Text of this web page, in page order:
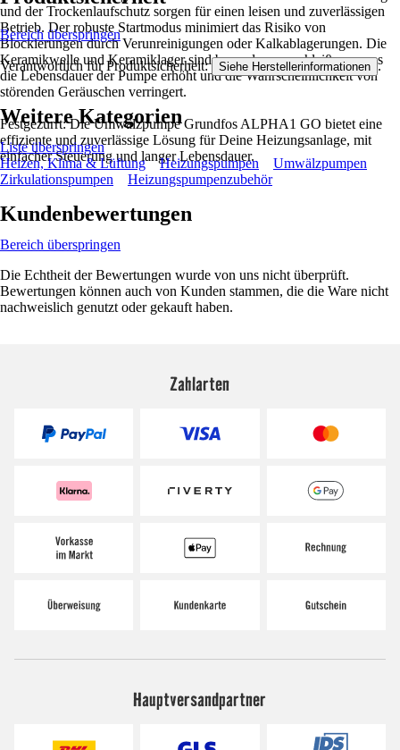
und der Trockenlaufschutz sorgen für einen leisen und zuverlässigen
Betrieb. Der robuste Startmodus minimiert das Risiko von
Blockierungen durch Verunreinigungen oder Kalkablagerungen. Die
Keramikwelle und Keramiklager sind besonders verschleißarm, was
die Lebensdauer der Pumpe erhöht und die Wahrscheinlichkeit von
störenden Geräuschen verringert.
Festgezurrt: Die Umwälzpumpe Grundfos ALPHA1 GO bietet eine
effiziente und zuverlässige Lösung für Deine Heizungsanlage, mit
einfacher Steuerung und langer Lebensdauer.
Bereich überspringen
Verantwortlich für Produktsicherheit: Siehe Herstellerinformationen .
Weitere Kategorien
Liste überspringen
Heizen, Klima & Lüftung
Heizungspumpen
Umwälzpumpen
Zirkulationspumpen
Heizungspumpenzubehör
Kundenbewertungen
Bereich überspringen
Die Echtheit der Bewertungen wurde von uns nicht überprüft.
Bewertungen können auch von Kunden stammen, die die Ware nicht
nachweislich genutzt oder gekauft haben.
Zahlarten
Hauptversandpartner